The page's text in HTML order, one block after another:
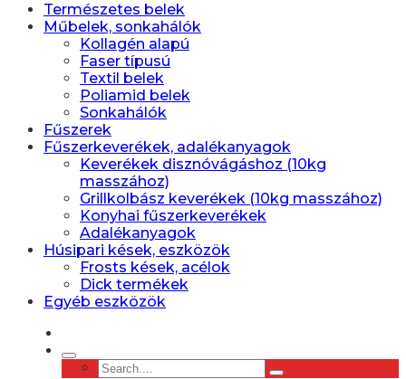
Természetes belek
Műbelek, sonkahálók
Kollagén alapú
Faser típusú
Textil belek
Poliamid belek
Sonkahálók
Fűszerek
Fűszerkeverékek, adalékanyagok
Keverékek disznóvágáshoz (10kg
masszához)
Grillkolbász keverékek (10kg masszához)
Konyhai fűszerkeverékek
Adalékanyagok
Húsipari kések, eszközök
Frosts kések, acélok
Dick termékek
Egyéb eszközök